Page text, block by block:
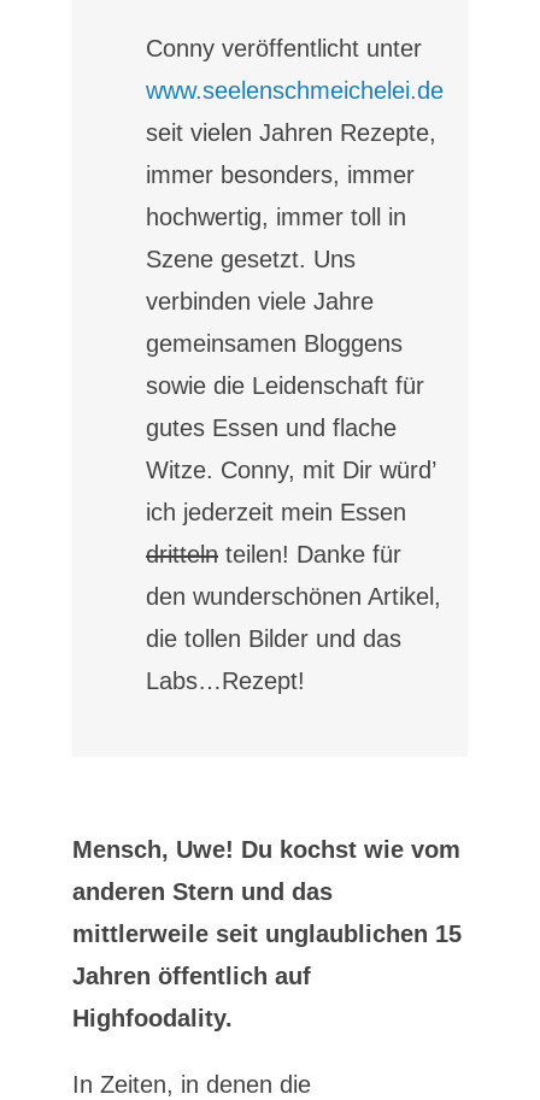
Conny veröffentlicht unter
www.seelenschmeichelei.de
seit vielen Jahren Rezepte,
immer besonders, immer
hochwertig, immer toll in
Szene gesetzt. Uns
verbinden viele Jahre
gemeinsamen Bloggens
sowie die Leidenschaft für
gutes Essen und flache
Witze. Conny, mit Dir würd’
ich jederzeit mein Essen
drittelnteilen! Danke für
den wunderschönen Artikel,
die tollen Bilder und das
Labs…Rezept!
Mensch, Uwe! Du kochst wie vom
anderen Stern und das
mittlerweile seit unglaublichen 15
Jahren öffentlich auf
Highfoodality.
In Zeiten, in denen die